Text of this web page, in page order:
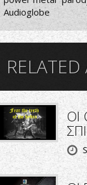
Audioglobe
RELATED
ΟΙ